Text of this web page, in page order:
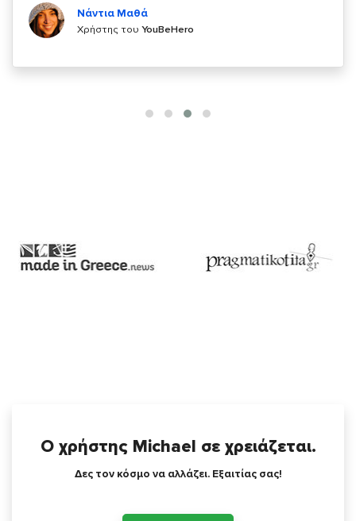
Χρήστης τουYouBeHero
Ο χρήστης Michael σε χρειάζεται.
Δες τον κόσμο να αλλάζει. Εξαιτίας σας!